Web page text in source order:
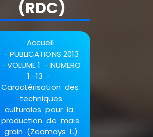
(RDC)
Accueil
- PUBLICATIONS 2013
- VOLUME 1 - NUMERO
1 -13 -
Caractérisation des
techniques
culturales pour la
production de maïs
grain (Zeamays L.)